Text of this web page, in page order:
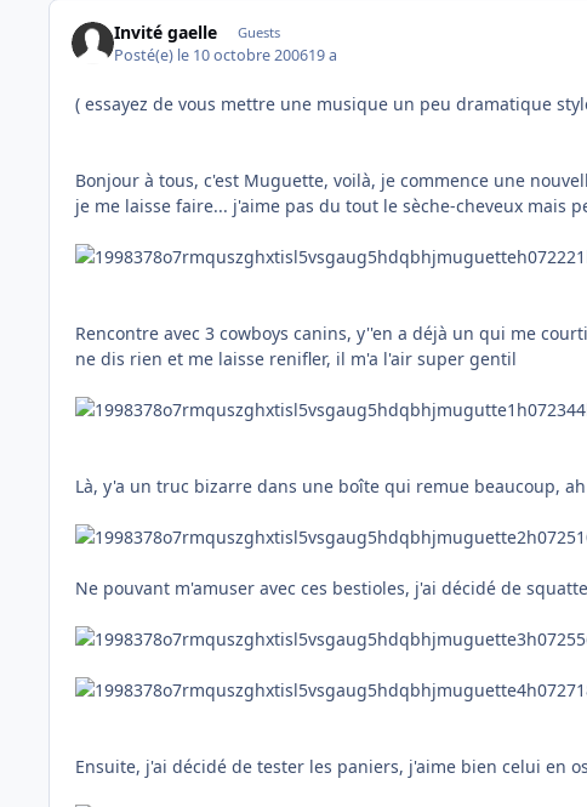
Invité gaelle Guests
Posté(e) le 10 octobre 200619 a
( essayez de vous mettre une musique un peu dramatique
Bonjour à tous, c'est Muguette, voilà, je commence une
je me laisse faire... j'aime pas du tout le sèche-cheveux mais
Rencontre avec 3 cowboys canins, y''en a déjà un qui me
ne dis rien et me laisse renifler, il m'a l'air super gentil
Là, y'a un truc bizarre dans une boîte qui remue beaucoup,
Ne pouvant m'amuser avec ces bestioles, j'ai décidé de
Ensuite, j'ai décidé de tester les paniers, j'aime bien celui en